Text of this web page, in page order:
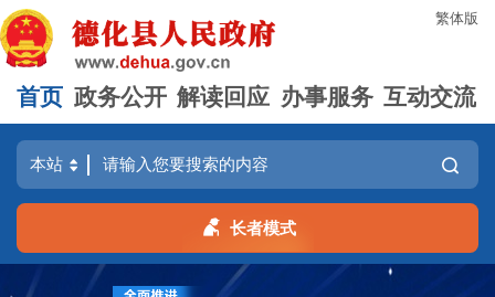
繁体版
首页 政务公开 解读回应 办事服务 互动交流
长者模式